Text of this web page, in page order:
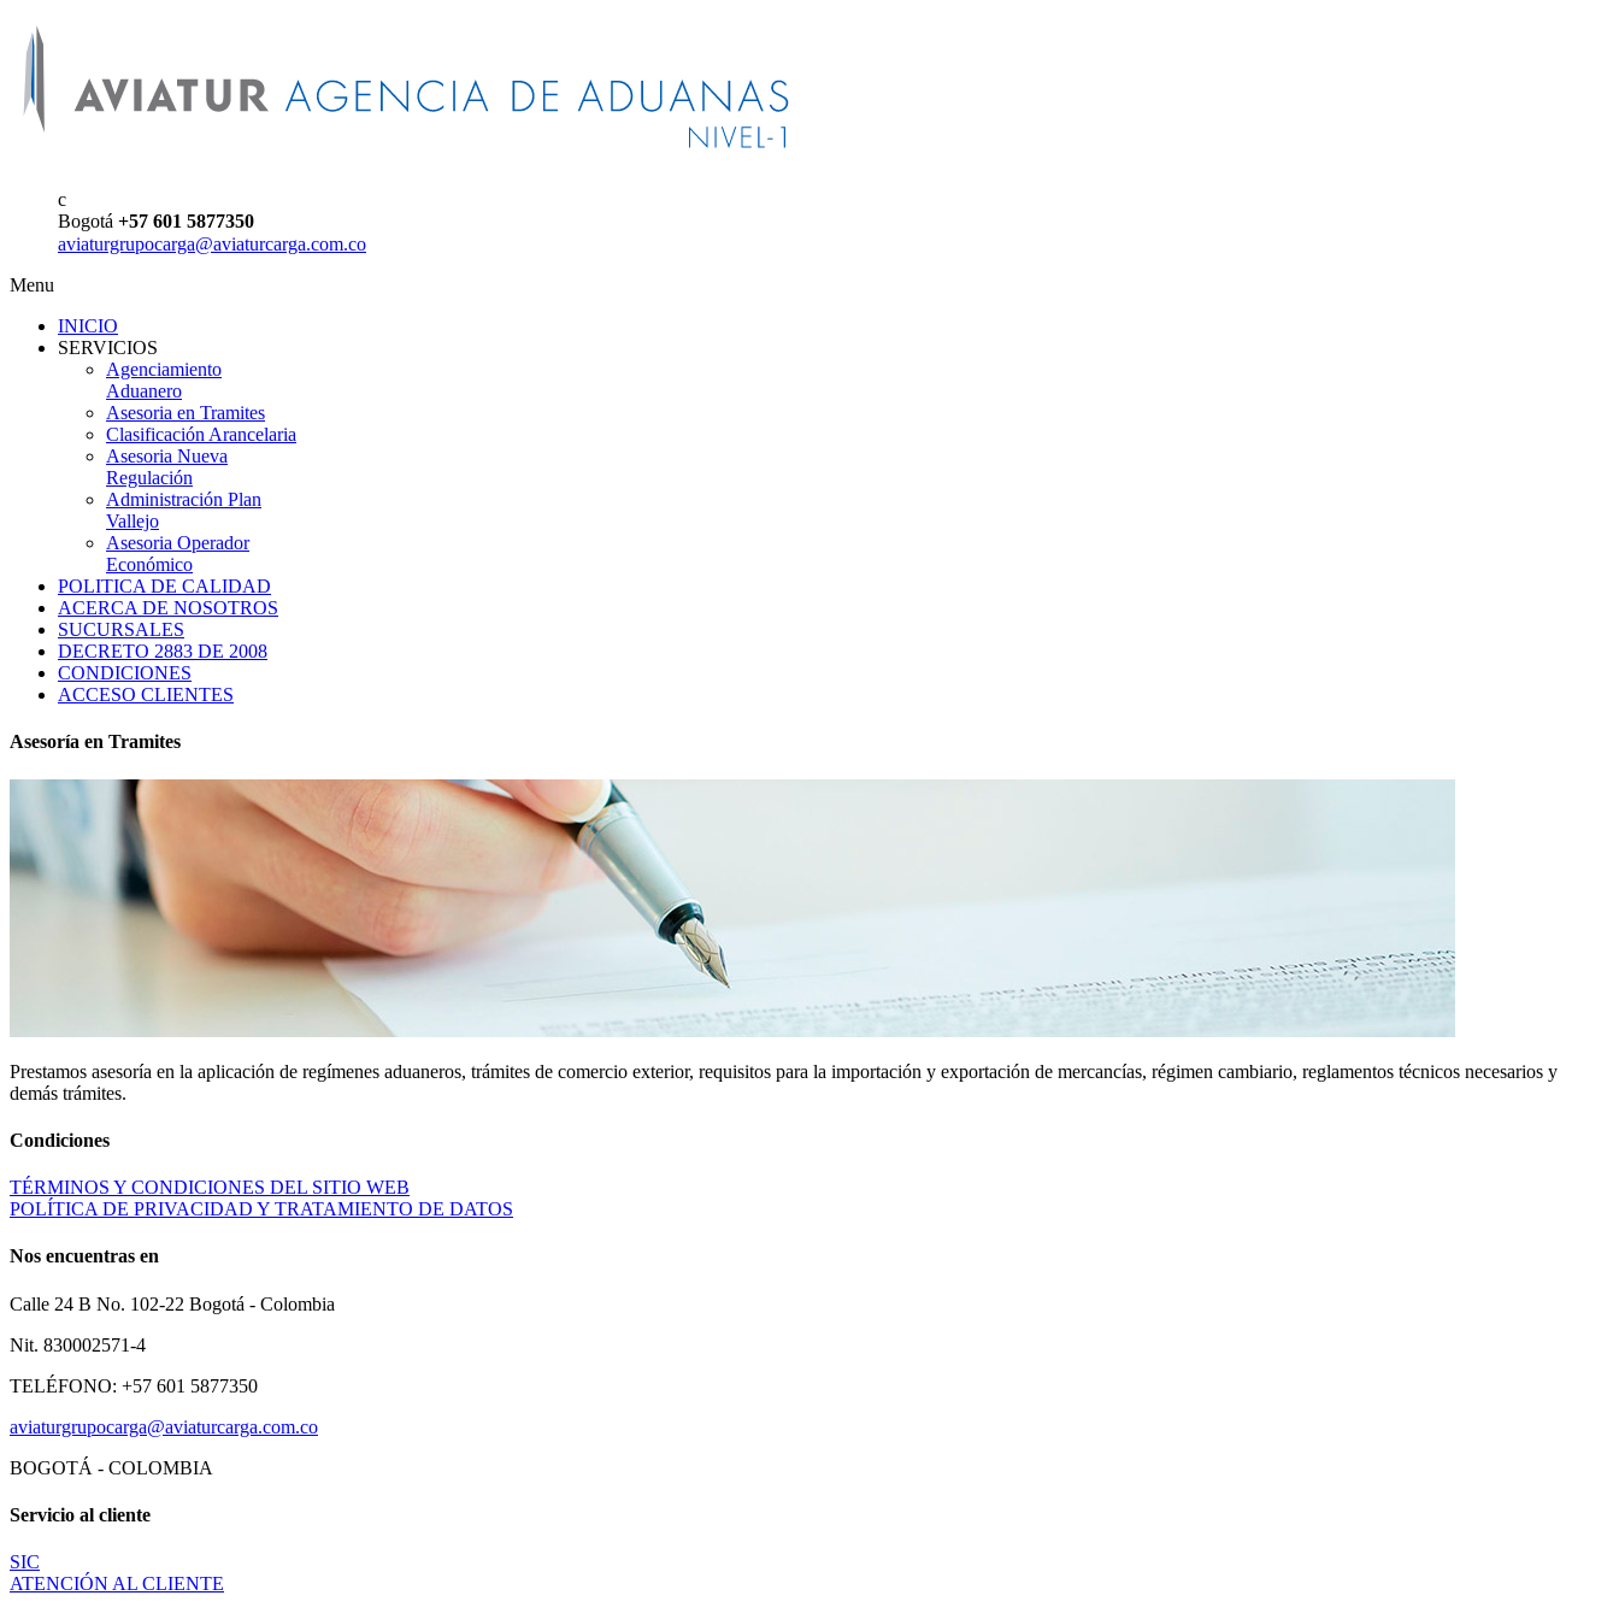
c
Bogotá +57 601 5877350
aviaturgrupocarga@aviaturcarga.com.co
Menu
INICIO
SERVICIOS
Agenciamiento
Aduanero
Asesoria en Tramites
Clasificación Arancelaria
Asesoria Nueva
Regulación
Administración Plan
Vallejo
Asesoria Operador
Económico
POLITICA DE CALIDAD
ACERCA DE NOSOTROS
SUCURSALES
DECRETO 2883 DE 2008
CONDICIONES
ACCESO CLIENTES
Asesoría en Tramites
Prestamos asesoría en la aplicación de regímenes aduaneros, trámites de comercio exterior, requisitos para la importación y exportación de mercancías, régimen cambiario, reglamentos técnicos necesarios y
demás trámites.
Condiciones
TÉRMINOS Y CONDICIONES DEL SITIO WEB
POLÍTICA DE PRIVACIDAD Y TRATAMIENTO DE DATOS
Nos encuentras en
Calle 24 B No. 102-22 Bogotá - Colombia
Nit. 830002571-4
TELÉFONO: +57 601 5877350
aviaturgrupocarga@aviaturcarga.com.co
BOGOTÁ - COLOMBIA
Servicio al cliente
SIC
ATENCIÓN AL CLIENTE